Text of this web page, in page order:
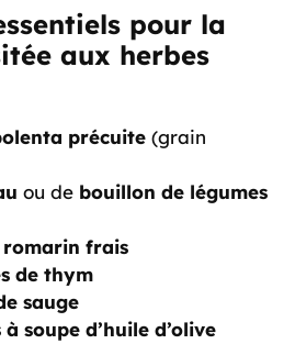
pour la
aux herbes
précuite (grain
ou de bouillon de légumes
romarin frais
de thym
sauge
soupe d’huile d’olive